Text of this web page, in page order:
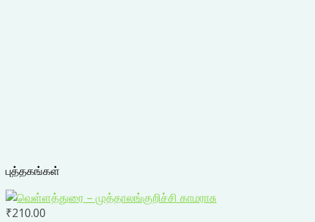
புத்தகங்கள்
₹210.00